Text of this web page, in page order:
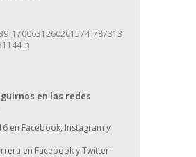
en las redes
en Facebook, Instagram y
en Facebook y Twitter